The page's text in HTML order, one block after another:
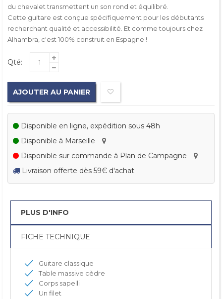
du chevalet transmettent un son rond et équilibré.
Cette guitare est conçue spécifiquement pour les débutants
recherchant qualité et accessibilité. Et comme toujours chez
Alhambra, c'est 100% construit en Espagne !
Qté:
AJOUTER AU PANIER
Disponible en ligne, expédition sous 48h
Disponible à Marseille
Disponible sur commande à Plan de Campagne
Livraison offerte dès 59€ d'achat
PLUS D'INFO
FICHE TECHNIQUE
Guitare classique
Table massive cèdre
Corps sapelli
Un filet